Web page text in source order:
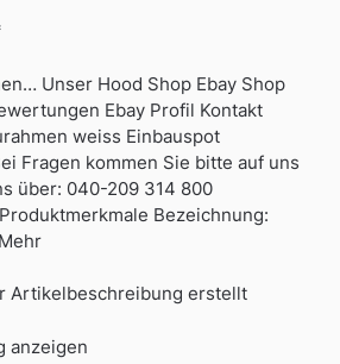
Unser Hood Shop Ebay Shop
Ebay Profil Kontakt
weiss Einbauspot
Fragen kommen Sie bitte auf uns
über: 040-209 314 800
Bezeichnung:
Artikelbeschreibung erstellt
anzeigen